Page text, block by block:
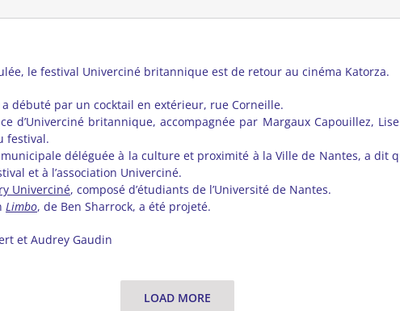
le festival Univerciné britannique est de retour au cinéma Katorza.
débuté par un cocktail en extérieur, rue Corneille.
d’Univerciné britannique, accompagnée par Margaux Capouillez,
festival.
déléguée à la culture et proximité à la Ville de Nantes, a dit
et à l’association Univerciné.
Univerciné, composé d’étudiants de l’Université de Nantes.
Limbo, de Ben Sharrock, a été projeté.
et Audrey Gaudin
LOAD MORE